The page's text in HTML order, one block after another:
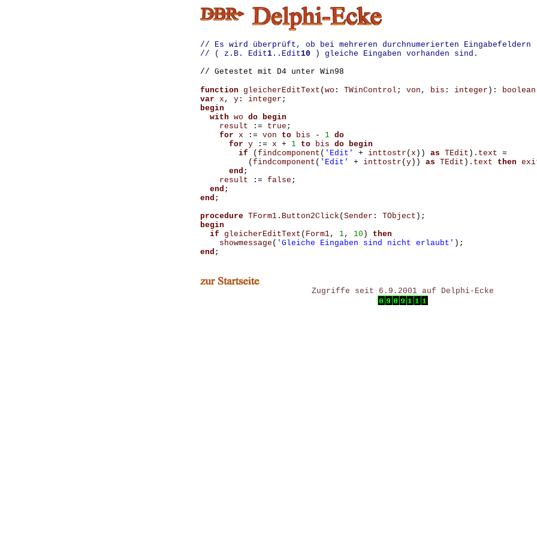
// Es wird überprüft, ob bei mehreren durchnumerierten Eingabefeldern
// ( z.B. Edit1..Edit10 ) gleiche Eingaben vorhanden sind.
// Getestet mit D4 unter Win98
function gleicherEditText ( wo : TWinControl ; von , bis : integer ): boolean
var x , y: integer ;
begin
with wo do begin
result
:= true ;
for x := von to bis - 1 do
for y := x + 1 to bis do begin
if
( findcomponent ( 'Edit' + inttostr ( x )) as TEdit ). text =
( findcomponent ( 'Edit' + inttostr ( y)) as TEdit ). text then
end ;
result
:= false ;
end ;
end ;
procedure TForm1. Button2Click ( Sender : TObject );
begin
if
gleicherEditText ( Form1, 1, 10 )
then
showmessage ( 'Gleiche Eingaben sind nicht erlaubt' );
end ;
Zugriffe seit 6.9.2001 auf Delphi-Ecke